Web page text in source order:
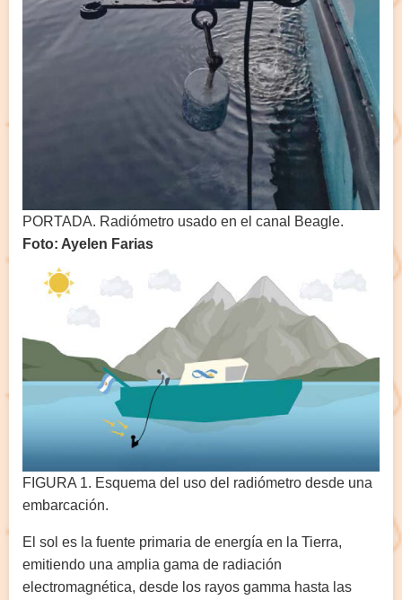
PORTADA. Radiómetro usado en el canal Beagle.
Foto: Ayelen Farias
FIGURA 1. Esquema del uso del radiómetro desde una
embarcación.
El sol es la fuente primaria de energía en la Tierra,
emitiendo una amplia gama de radiación
electromagnética, desde los rayos gamma hasta las